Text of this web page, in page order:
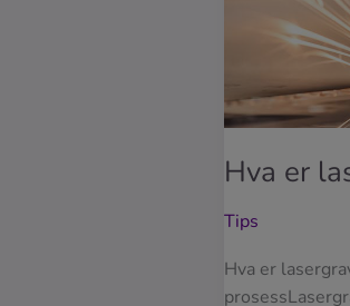
Hva er
Tips
Hva er